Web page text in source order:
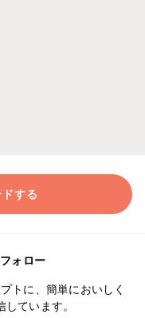
する
ォロー
トに、簡単においしく
ています。